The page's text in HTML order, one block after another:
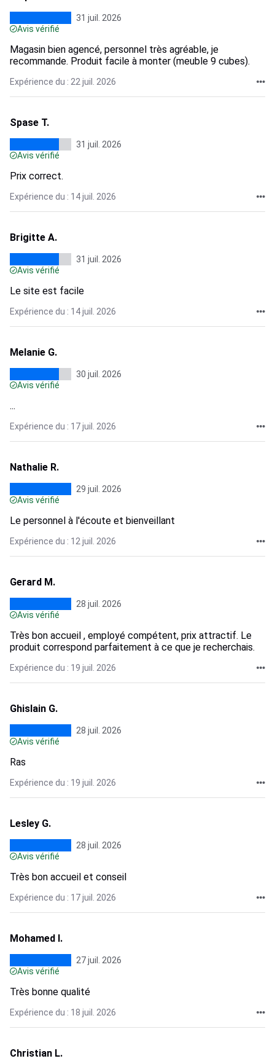
31 juil. 2026
Avis vérifié
Magasin bien agencé, personnel très agréable, je
recommande. Produit facile à monter (meuble 9 cubes).
Expérience du : 22 juil. 2026
Spase T.
31 juil. 2026
Avis vérifié
Prix correct.
Expérience du : 14 juil. 2026
Brigitte A.
31 juil. 2026
Avis vérifié
Le site est facile
Expérience du : 14 juil. 2026
Melanie G.
30 juil. 2026
Avis vérifié
...
Expérience du : 17 juil. 2026
Nathalie R.
29 juil. 2026
Avis vérifié
Le personnel à l'écoute et bienveillant
Expérience du : 12 juil. 2026
Gerard M.
28 juil. 2026
Avis vérifié
Très bon accueil , employé compétent, prix attractif. Le
produit correspond parfaitement à ce que je recherchais.
Expérience du : 19 juil. 2026
Ghislain G.
28 juil. 2026
Avis vérifié
Ras
Expérience du : 19 juil. 2026
Lesley G.
28 juil. 2026
Avis vérifié
Très bon accueil et conseil
Expérience du : 17 juil. 2026
Mohamed I.
27 juil. 2026
Avis vérifié
Très bonne qualité
Expérience du : 18 juil. 2026
Christian L.